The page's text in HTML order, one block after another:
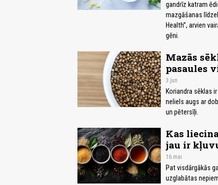
gandrīz katram
mazgāšanas
Health”, arvien
gēni.
Mazās
pasaules
3.jun
Koriandra sēklas
neliels augs ar
un pētersīļi.
Kas
jau ir
16.mai
Pat visdārgākās
uzglabātas